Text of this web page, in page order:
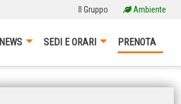
Il Gruppo Ambiente
NEWS SEDI E ORARI PRENOTA